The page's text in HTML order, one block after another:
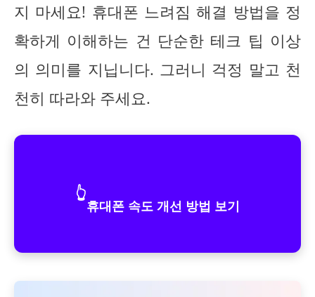
지 마세요! 휴대폰 느려짐 해결 방법을 정
확하게 이해하는 건 단순한 테크 팁 이상
의 의미를 지닙니다. 그러니 걱정 말고 천
천히 따라와 주세요.
👆
휴대폰 속도 개선 방법 보기